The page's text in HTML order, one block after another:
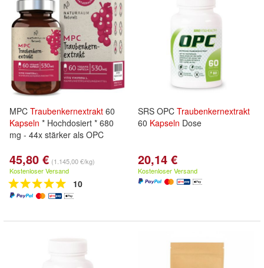
MPC Traubenkernextrakt 60
Kapseln * Hochdosiert * 680
mg - 44x stärker als OPC
45,80 € (1.145,00 €/kg)
Kostenloser Versand
10
SRS OPC Traubenkernextrakt
60 Kapseln Dose
20,14 €
Kostenloser Versand